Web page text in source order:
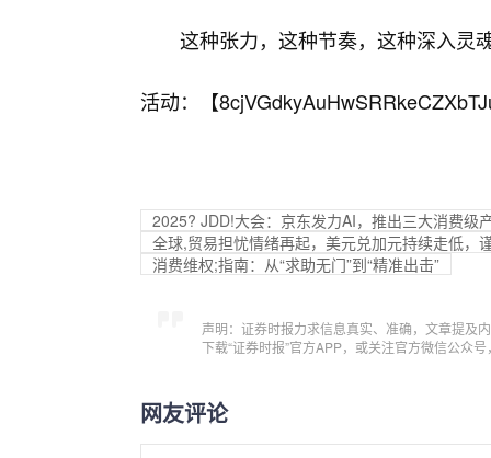
这种张力，这种节奏，这种深入灵
活动：【
2025? JDD!大会：京东发力AI，推出三大消费级
全球,贸易担忧情绪再起，美元兑加元持续走低，
消费维权;指南：从“求助无门”到“精准出击”
声明：证券时报力求信息真实、准确，文章提及
下载“证券时报”官方APP，或关注官方微信公众
网友评论